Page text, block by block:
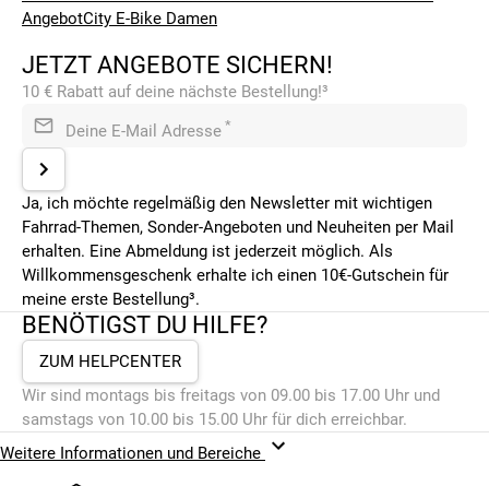
AngebotCity E-Bike Damen
JETZT ANGEBOTE SICHERN!
10 € Rabatt auf deine nächste Bestellung!³
Deine E-Mail Adresse *
Ja, ich möchte regelmäßig den Newsletter mit wichtigen
Fahrrad-Themen, Sonder-Angeboten und Neuheiten per Mail
erhalten. Eine Abmeldung ist jederzeit möglich. Als
Willkommensgeschenk erhalte ich einen 10€-Gutschein für
meine erste Bestellung³.
BENÖTIGST DU HILFE?
ZUM HELPCENTER
Wir sind montags bis freitags von 09.00 bis 17.00 Uhr und
samstags von 10.00 bis 15.00 Uhr für dich erreichbar.
Weitere Informationen und Bereiche